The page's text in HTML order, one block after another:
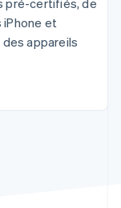
pré-certifiés, de
iPhone et
appareils